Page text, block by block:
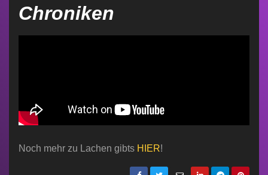
Chroniken
Noch mehr zu Lachen gibts HIER!